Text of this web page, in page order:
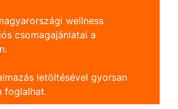
wellness
csomagajánlatai a
letöltésével gyorsan
foglalhat.